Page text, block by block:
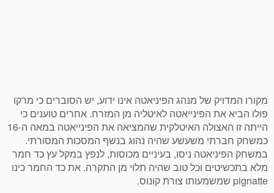
מקורו המדויק של מנהג הפיניאטה אינו ידוע, יש הסוברים כי מרקו
פולו הביא את הפינייאטה לאיטליה מן המזרח. אחרים טוענים כי
הייתה זו האצולה האיטלקית שהמציאה את הפינייאטה במאה ה-16
כמשחק חברתי משעשע שהיה נהוג בנשף המסכות המסורתי.
במשחק הפיניאטה ניסו, בעיניים מכוסות, לנפץ במקל עץ כד חמר
מלא בתכשיטים וכל טוב שהיה תלוי מן התקרה. את כד החמר כינו
pignatte שמשמעותו צורת קונוס.